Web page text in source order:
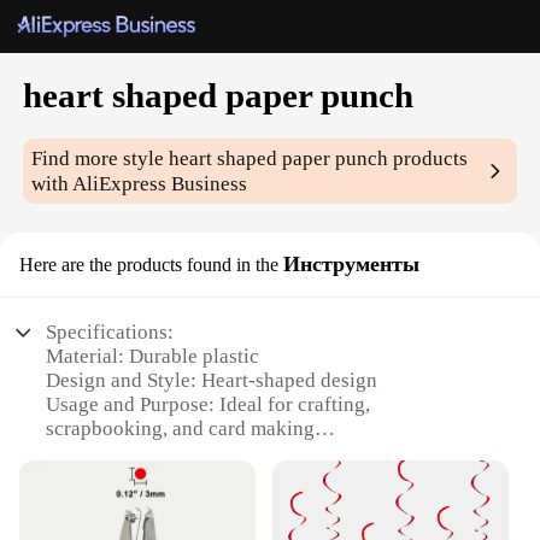
heart shaped paper punch
Find more styleheart shaped paper punch products
with AliExpress Business
Here are the products found in the Инструменты
Specifications:
Material: Durable plastic
Design and Style: Heart-shaped design
Usage and Purpose: Ideal for crafting,
scrapbooking, and card making
on-the-go creativity
Performance and Property: Effortless punching of
paper with precision